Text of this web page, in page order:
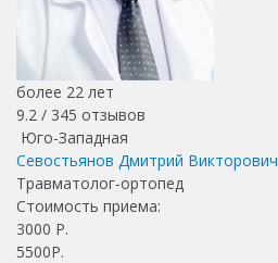
более 22 лет
9.2 / 345 отзывов
Юго-Западная
Севостьянов Дмитрий Викторович
Травматолог-ортопед
Стоимость приема:
3000 Р.
5500Р.